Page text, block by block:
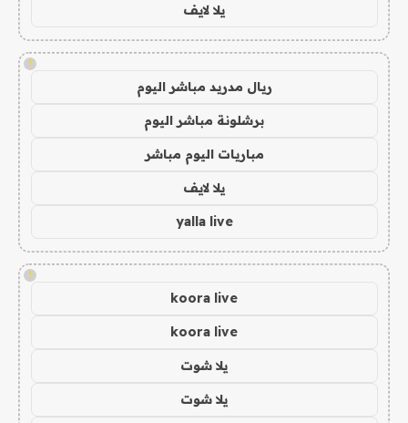
يلا لايف
!
ريال مدريد مباشر اليوم
برشلونة مباشر اليوم
مباريات اليوم مباشر
يلا لايف
yalla live
!
koora live
koora live
يلا شوت
يلا شوت